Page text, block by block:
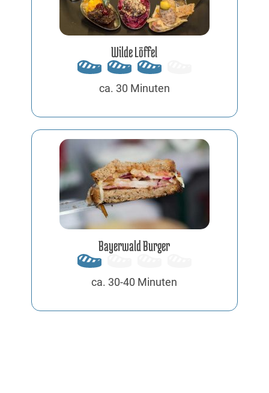
Wilde Löffel
ca. 30 Minuten
Bayerwald Burger
ca. 30-40 Minuten